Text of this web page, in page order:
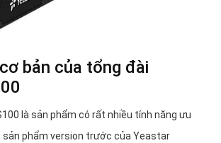
bản của tổng đài
là sản phẩm có rất nhiều tính năng ưu
phẩm version trước của Yeastar